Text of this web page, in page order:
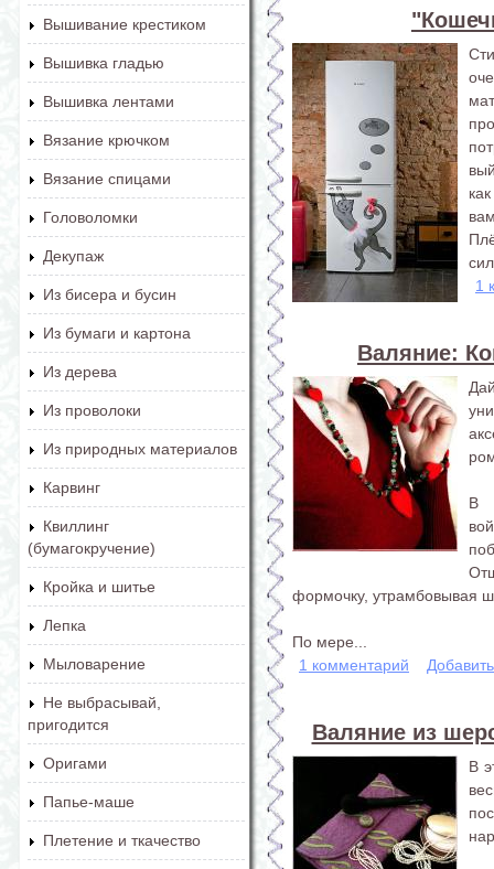
Вышивание крестиком
Вышивка гладью
Вышивка лентами
Вязание крючком
Вязание спицами
Головоломки
Декупаж
Из бисера и бусин
Из бумаги и картона
Из дерева
Из проволоки
Из природных материалов
Карвинг
Квиллинг
(бумагокручение)
Кройка и шитье
Лепка
Мыловарение
Не выбрасывай,
пригодится
Оригами
Папье-маше
Плетение и ткачество
1
Валяние:
В
формочку, утрамбовывая
По мере...
1 комментарий
Валяние из
В